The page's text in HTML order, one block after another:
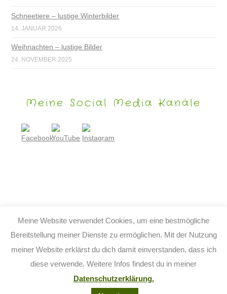
Schneetiere – lustige Winterbilder
14. JANUAR 2026
Weihnachten – lustige Bilder
24. NOVEMBER 2025
Meine Social Media Kanäle
Meine Website verwendet Cookies, um eine bestmögliche
Bereitstellung meiner Dienste zu ermöglichen. Mit der Nutzung
meiner Website erklärst du dich damit einverstanden, dass ich
diese verwende. Weitere Infos findest du in meiner
Datenschutzerklärung.